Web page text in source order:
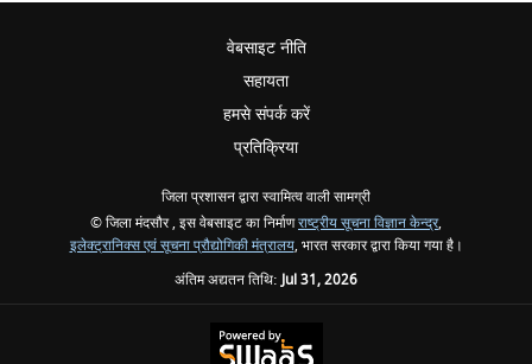
वेबसाइट नीति
सहायता
हमसे संपर्क करें
प्रतिक्रिया
जिला प्रशासन द्वारा स्वामित्व वाली सामग्री
© जिला मंदसौर , इस वेबसाइट का निर्माणराष्ट्रीय सूचना विज्ञान केन्द्र,
इलेक्ट्रानिक्स एवं सूचना प्रौद्योगिकी मंत्रालय, भारत सरकार द्वारा किया गया है।
अंतिम अद्यतन तिथि:Jul 31, 2026